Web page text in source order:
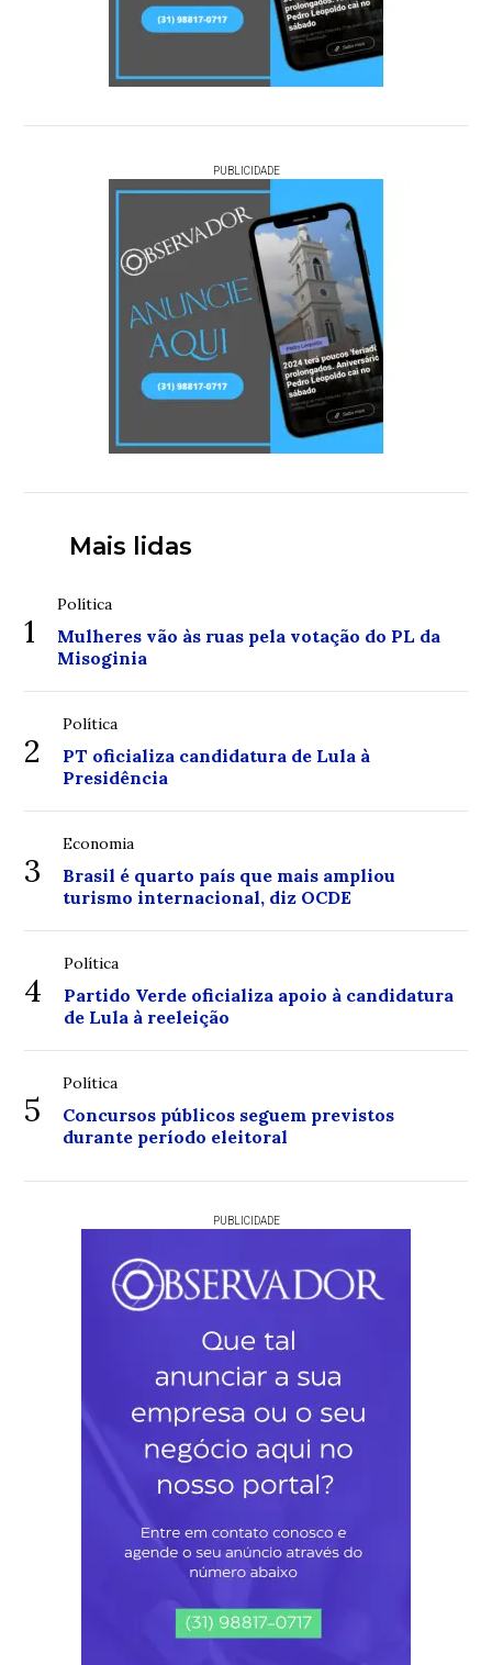
PUBLICIDADE
Mais lidas
1
Política
Mulheres vão às ruas pela votação do PL da
Misoginia
2
Política
PT oficializa candidatura de Lula à
Presidência
3
Economia
Brasil é quarto país que mais ampliou
turismo internacional, diz OCDE
4
Política
Partido Verde oficializa apoio à candidatura
de Lula à reeleição
5
Política
Concursos públicos seguem previstos
durante período eleitoral
PUBLICIDADE